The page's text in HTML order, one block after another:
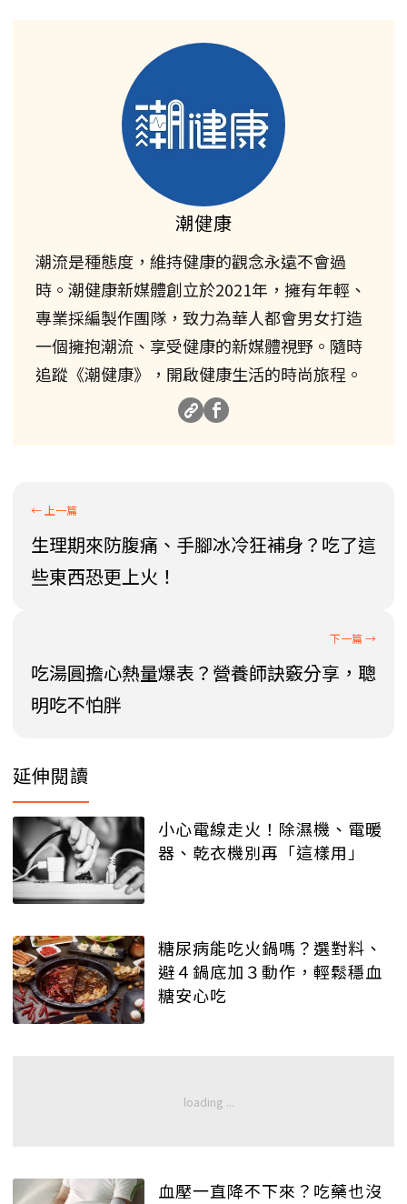
潮健康
潮流是種態度，維持健康的觀念永遠不會過
時。潮健康新媒體創立於2021年，擁有年輕、
專業採編製作團隊，致力為華人都會男女打造
一個擁抱潮流、享受健康的新媒體視野。隨時
追蹤《潮健康》，開啟健康生活的時尚旅程。
生理期來防腹痛、手腳冰冷狂補身？吃了這
些東西恐更上火！
吃湯圓擔心熱量爆表？營養師訣竅分享，聰
明吃不怕胖
延伸閱讀
小心電線走火！除濕機、電暖
器、乾衣機別再「這樣用」
糖尿病能吃火鍋嗎？選對料、
避４鍋底加３動作，輕鬆穩血
糖安心吃
血壓一直降不下來？吃藥也沒